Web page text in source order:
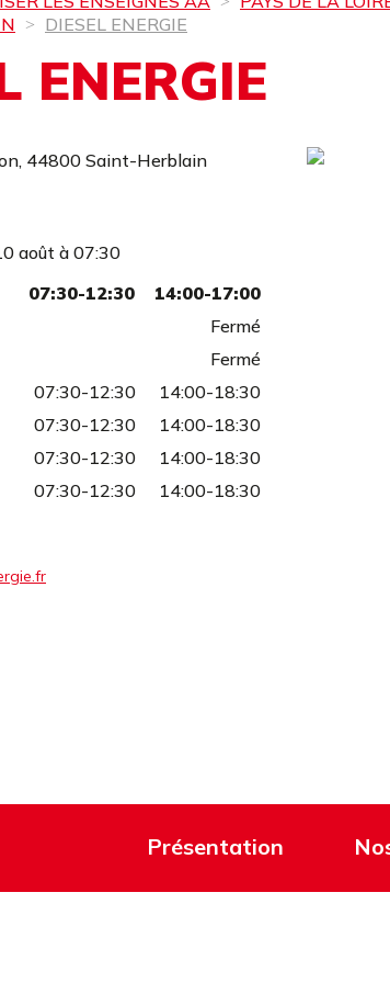
DIESEL ENERGIE
ENERGIE
44800 Saint-Herblain
août à 07:30
07:30-12:30
14:00-17:00
Fermé
Fermé
07:30-12:30
14:00-18:30
07:30-12:30
14:00-18:30
07:30-12:30
14:00-18:30
07:30-12:30 14:00-18:30
Présentation